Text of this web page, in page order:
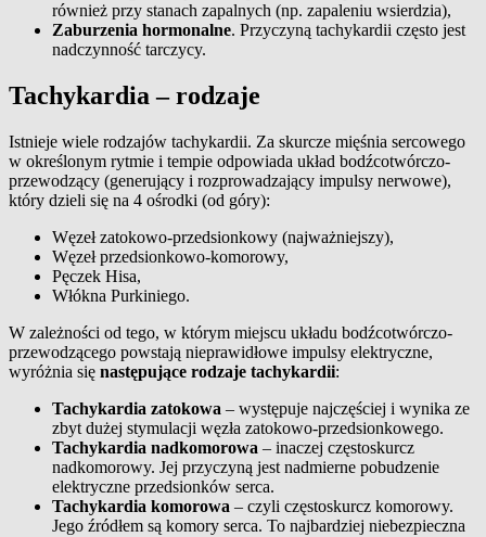
również przy stanach zapalnych (np. zapaleniu wsierdzia),
Zaburzenia hormonalne. Przyczyną tachykardii często jest
nadczynność tarczycy.
Tachykardia – rodzaje
Istnieje wiele rodzajów tachykardii. Za skurcze mięśnia sercowego
w określonym rytmie i tempie odpowiada układ bodźcotwórczo-
przewodzący (generujący i rozprowadzający impulsy nerwowe),
który dzieli się na 4 ośrodki (od góry):
Węzeł zatokowo-przedsionkowy (najważniejszy),
Węzeł przedsionkowo-komorowy,
Pęczek Hisa,
Włókna Purkiniego.
W zależności od tego, w którym miejscu układu bodźcotwórczo-
przewodzącego powstają nieprawidłowe impulsy elektryczne,
wyróżnia się następujące rodzaje tachykardii:
Tachykardia zatokowa – występuje najczęściej i wynika ze
zbyt dużej stymulacji węzła zatokowo-przedsionkowego.
Tachykardia nadkomorowa – inaczej częstoskurcz
nadkomorowy. Jej przyczyną jest nadmierne pobudzenie
elektryczne przedsionków serca.
Tachykardia komorowa – czyli częstoskurcz komorowy.
Jego źródłem są komory serca. To najbardziej niebezpieczna